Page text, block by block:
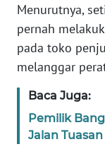
Menurutnya,
pernah
pada toko
melanggar
Baca Juga:
Pemilik
Jalan
WN
SULTRA
WN
WN
SULTENG